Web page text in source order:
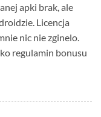
apki brak, ale
Licencja
nic nie zginelo.
regulamin bonusu